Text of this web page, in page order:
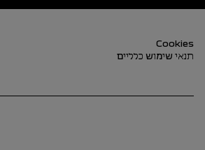
טריילר (תחתון)
Cookies
תנאי שימוש כלליים